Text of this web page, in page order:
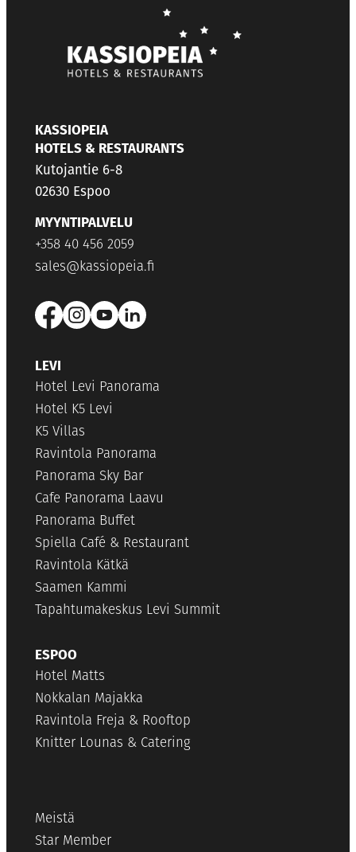
KASSIOPEIA
HOTELS & RESTAURANTS
Kutojantie 6-8
02630 Espoo
MYYNTIPALVELU
+358 40 456 2059
sales@kassiopeia.fi
LEVI
Hotel Levi Panorama
Hotel K5 Levi
K5 Villas
Ravintola Panorama
Panorama Sky Bar
Cafe Panorama Laavu
Panorama Buffet
Spiella Café & Restaurant
Ravintola Kätkä
Saamen Kammi
Tapahtumakeskus Levi Summit
ESPOO
Hotel Matts
Nokkalan Majakka
Ravintola Freja & Rooftop
Knitter Lounas & Catering
Meistä
Star Member